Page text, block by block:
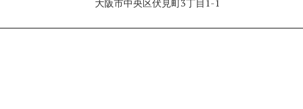
大阪市中央区伏見町3丁目1-1